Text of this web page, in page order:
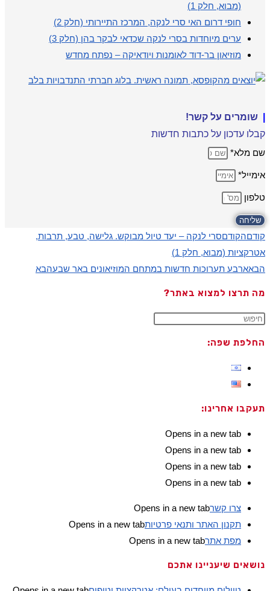
(מבוא, חלק 1)
חופי דרום האי סרי לנקה, המרכז התיירותי (חלק 2)
ערים מיוחדות בסרי לנקה שכדאי לבקר בהן (חלק 3)
מוזיאון בר-דוד לאומנות ויודאיקה – נפתח מחדש
שומרים על קשר!
קבלו עדכון על כתבות חדשות
שם מלא*
אימייל*
טלפון
שליחה
קודםהקודםסרי לנקה – יעד טיול מבוקש. גלישה, טבע, תרבות,
אטרקציות (מבוא, חלק 1)
הבאארבע תערוכות חדשות במתחם המוזיאונים באר שבעהבא
מה תרצו למצוא באתר?
החלפת שפה:
תעקבו אחרינו:
Opens in a new tab
Opens in a new tab
Opens in a new tab
Opens in a new tab
צרו קשרOpens in a new tab
תקנון האתר ותנאי פרטיותOpens in a new tab
מפת אתרOpens in a new tab
נושאים שיעניינו אתכם